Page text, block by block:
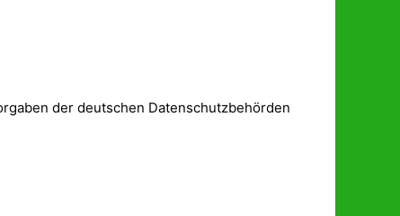
der deutschen Datenschutzbehörden